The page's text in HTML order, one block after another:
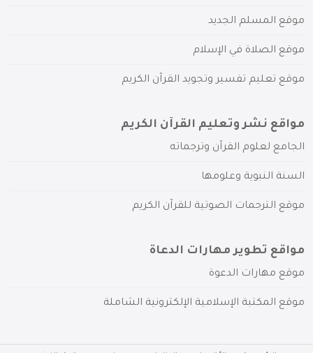
موقع المسلم الجديد
موقع الصلاة في الإسلام
موقع تعليم تفسير وتجويد القرآن الكريم
مواقع نشر وتعليم القرآن الكريم
الجامع لعلوم القرآن وترجماته
السنة النبوية وعلومها
موقع الترجمات الصوتية للقرآن الكريم
مواقع تطوير مهارات الدعاة
موقع مهارات الدعوة
موقع المكتبة الإسلامية الإلكترونية الشاملة